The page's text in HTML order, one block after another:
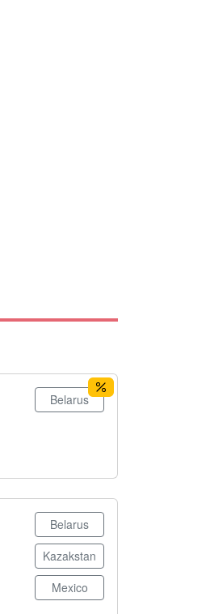
Belarus
Belarus
Kazakstan
Mexico